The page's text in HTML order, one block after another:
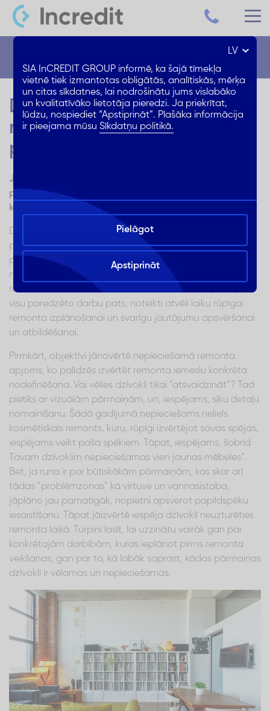
Dzīvokļa kosmētiskais
remonts: kā to kvalitatīvi
paveikt paša spēkiem?
Ja vēlies ietaupīt, veicot dzīvokļa kosmētisko remontu
paša spēkiem, uzzini, kā to izdarīt pēc iespējas
kvalitatīvāk un ar paliekošu efektu
Dzīvokļa remonts – gan paša spēkiem, gan ar citu
palīdzību veikts vienmēr ir laikietilpīgs un darbietilpīgs
pasākums, kurš atstāj iespaidu uz ikdienas dzīvi un,
neslēpsim, arī uz mūsu nervu sistēmu. Ja plāno veikt
remontu savā dzīvoklī, turklāt, darot lielāko daļu vai pat
visu paredzēto darbu pats, noteikti atvēli laiku rūpīgai
remonta izplānošanai un svarīgu jautājumu apsvēršanai
un atbildēšanai.
Pirmkārt, objektīvi jānovērtē nepieciešamā remonta
apjoms, ko palīdzēs izvērtēt remonta iemeslu konkrēta
nodefinēšana. Vai vēlies dzīvokli tikai “atsvaidzināt”? Tad
pietiks ar vizuālām pārmaiņām, un, iespējams, sīku detaļu
nomainīšanu. Šādā gadījumā nepieciešams neliels
kosmētiskais remonts, kuru, rūpīgi izvērtējot savas spējas,
iespējams veikt paša spēkiem. Tāpat, iespējams, šobrīd
Tavam dzīvoklim nepieciešamas vien jaunas mēbeles”.
Bet, ja runa ir par būtiskākām pārmaiņām, kas skar arī
tādas “problēmzonas” kā virtuve un vannasistaba,
jāplāno jau pamatīgāk, nopietni apsverot papildspēku
iesaistīšanu. Tāpat jāizvērtē iespēja dzīvoklī neuzturēties
remonta laikā. Turpini lasīt, lai uzzinātu vairāk gan par
konkrētajām darbībām, kuras ieplānot pirms remonta
veikšanas, gan par to, kā labāk saprast, kādas pārmaiņas
dzīvoklī ir vēlamas un nepieciešamas.
LV
SIA InCREDIT GROUP informē, ka šajā tīmekļa
vietnē tiek izmantotas obligātās, analītiskās, mērķa
un citas sīkdatnes, lai nodrošinātu jums vislabāko
un kvalitatīvāko lietotāja pieredzi. Ja priekrītat,
lūdzu, nospiediet “Apstiprināt”. Plašāka informācija
ir pieejama mūsuSīkdatņu politikā.
Pielāgot
Apstiprināt